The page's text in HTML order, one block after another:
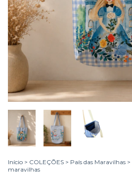
Início > COLEÇÕES > País das Maravilhas >
maravilhas